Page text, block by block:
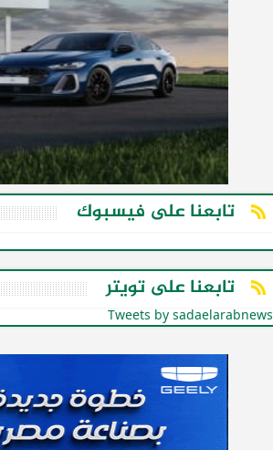
تابعنا على فيسبوك
تابعنا على تويتر
Tweets by sadaelarabnews